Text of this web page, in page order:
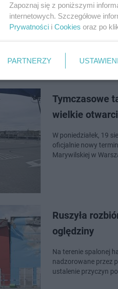
Po tragicznym
nowo. W sobotę 31
Tymczasowe
wielkie
W poniedziałek, 19
oficjalnie nowy
Marywilskiej w
Ruszyła
oględziny
Na terenie spalonej
nadzorowane przez
ustalenie przyczyn
Zapoznaj się z poniższymi
internetowych. Szczegółowe
Prywatności i Cookies oraz po
PARTNERZY